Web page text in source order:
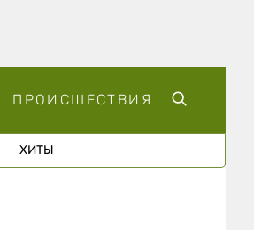
ПРОИСШЕСТВИЯ
ХИТЫ